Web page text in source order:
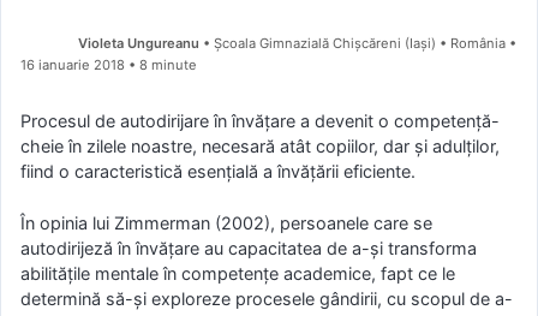
Violeta Ungureanu • Şcoala Gimnazială Chişcăreni (Iaşi) • România
16 ianuarie 2018 • 8 minute
Procesul de autodirijare în învățare a devenit o competență-
cheie în zilele noastre, necesară atât copiilor, dar și adulților,
fiind o caracteristică esențială a învățării eficiente.
În opinia lui Zimmerman (2002), persoanele care se
autodirijeză în învățare au capacitatea de a-și transforma
abilitățile mentale în competențe academice, fapt ce le
determină să-și exploreze procesele gândirii, cu scopul de a-